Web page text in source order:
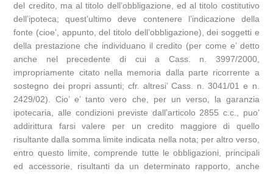
del credito, ma al titolo dell’obbligazione, ed al titolo costitutivo
dell’ipoteca; quest’ultimo deve contenere l’indicazione della
fonte (cioe’, appunto, del titolo dell’obbligazione), dei soggetti e
della prestazione che individuano il credito (per come e’ detto
anche nel precedente di cui a Cass. n. 3997/2000,
impropriamente citato nella memoria dalla parte ricorrente a
sostegno dei propri assunti; cfr. altresi’ Cass. n. 3041/01 e n.
2429/02). Cio’ e’ tanto vero che, per un verso, la garanzia
ipotecaria, alle condizioni previste dall’articolo 2855 c.c., puo’
addirittura farsi valere per un credito maggiore di quello
risultante dalla somma limite indicata nella nota; per altro verso,
entro questo limite, comprende tutte le obbligazioni, principali
ed accessorie, risultanti da un determinato rapporto, anche